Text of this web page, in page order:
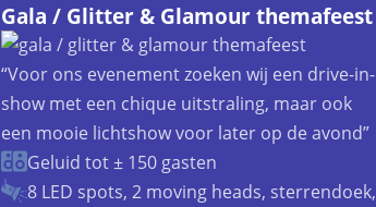
Gala / Glitter & Glamour themafeest
“Voor ons evenement zoeken wij een drive-in-
show met een chique uitstraling, maar ook
een mooie lichtshow voor later op de avond”
Geluid tot ± 150 gasten
8 LED spots, 2 moving heads, sterrendoek,